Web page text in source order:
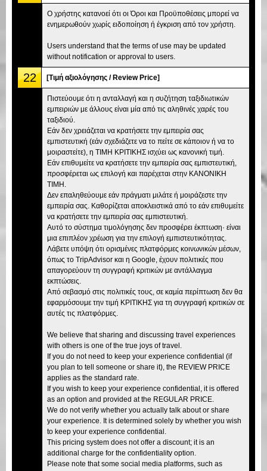
Ο χρήστης κατανοεί ότι οι Όροι και Προϋποθέσεις μπορεί να
ενημερωθούν χωρίς ειδοποίηση ή έγκριση από τον χρήστη.
Users understand that the terms of use may be updated
without notification or approval to users.
22 [Τιμή αξιολόγησης / Review Price]
Πιστεύουμε ότι η ανταλλαγή και η συζήτηση ταξιδιωτικών
εμπειριών με άλλους είναι μία από τις αληθινές χαρές του
ταξιδιού.
Εάν δεν χρειάζεται να κρατήσετε την εμπειρία σας
εμπιστευτική (εάν σχεδιάζετε να το πείτε σε κάποιον ή να το
μοιραστείτε), η ΤΙΜΗ ΚΡΙΤΙΚΗΣ ισχύει ως κανονική τιμή.
Εάν επιθυμείτε να κρατήσετε την εμπειρία σας εμπιστευτική,
προσφέρεται ως επιλογή και παρέχεται στην ΚΑΝΟΝΙΚΗ
ΤΙΜΗ.
Δεν επαληθεύουμε εάν πράγματι μιλάτε ή μοιράζεστε την
εμπειρία σας. Καθορίζεται αποκλειστικά από το εάν επιθυμείτε
να κρατήσετε την εμπειρία σας εμπιστευτική.
Αυτό το σύστημα τιμολόγησης δεν προσφέρει έκπτωση· είναι
μια επιπλέον χρέωση για την επιλογή εμπιστευτικότητας.
Λάβετε υπόψη ότι ορισμένες πλατφόρμες κοινωνικών μέσων,
όπως το TripAdvisor και η Google, έχουν πολιτικές που
απαγορεύουν τη συγγραφή κριτικών με αντάλλαγμα
εκπτώσεις.
Από σεβασμό στις πολιτικές τους, σε καμία περίπτωση δεν θα
εφαρμόσουμε την τιμή ΚΡΙΤΙΚΗΣ για τη συγγραφή κριτικών σε
αυτές τις πλατφόρμες.
We believe that sharing and discussing travel experiences
with others is one of the true joys of travel.
If you do not need to keep your experience confidential (if
you plan to tell someone or share it), the REVIEW PRICE
applies as the standard rate.
If you wish to keep your experience confidential, it is offered
as an option and provided at the REGULAR PRICE.
We do not verify whether you actually talk about or share
your experience. It is determined solely by whether you wish
to keep your experience confidential.
This pricing system does not offer a discount; it is an
additional charge for the confidentiality option.
Please note that some social media platforms, such as